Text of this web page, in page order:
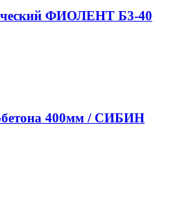
ФИОЛЕНТ Б3-40
400мм / СИБИН